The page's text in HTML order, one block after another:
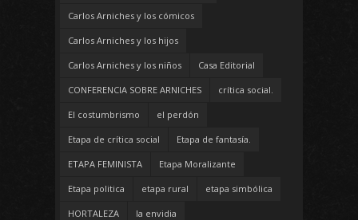
Carlos Arniches y los cómicos
Carlos Arniches y los hijos
Carlos Arniches y los niños Casa Editorial
CONFERENCIA SOBRE ARNICHES crítica social.
El costumbrismo el perdón
Etapa de crítica social Etapa de fantasía.
ETAPA FEMINISTA Etapa Moralizante
Etapa politica etapa rural etapa simbólica
HORTALEZA la envidia